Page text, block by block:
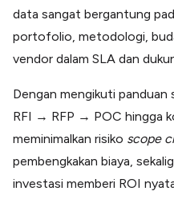
data sangat bergantung
portofolio, metodologi,
vendor dalam SLA dan
Dengan mengikuti panduan
RFI → RFP → POC hingga
meminimalkan risiko scope
pembengkakan biaya,
investasi memberi ROI